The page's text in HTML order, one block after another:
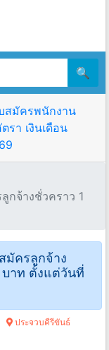
🔍
สมัครพนักงาน
า เงินเดือน
กจ้างชั่วคราว 1
มัครลูกจ้าง
บาท ตั้งแต่วันที่
ประจวบคีรีขันธ์